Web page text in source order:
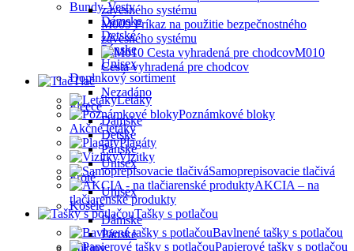
Bundy-Vesty
Dámske
Detské
Pánske
Unisex
Doplnkový sortiment
Nezadáno
Fleece
Dámske
Detské
Pánske
Unisex
Froté
Unisex
Košele
Dámske
Pánske
Mikiny
M009 Príkaz na použitie bezpečnostného
závesného systému
M010
Cesta vyhradená pre chodcov
Tlač
Letáky
Poznámkové bloky
Akčné letáky
Plagáty
Vizitky
Samoprepisovacie tlačivá
AKCIA – na
tlačiarenské produkty
Tašky s potlačou
Bavlnené tašky s potlačou
Papierové tašky s potlačou